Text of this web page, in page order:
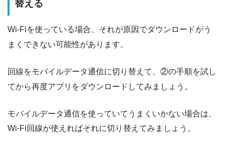
替える
Wi-Fiを使っている場合、それが原因でダウンロードがう
まくできない可能性があります。
回線をモバイルデータ通信に切り替えて、②の手順を試し
てから再度アプリをダウンロードしてみましょう。
モバイルデータ通信を使っていてうまくいかない場合は、
Wi-Fi回線が使えればそれに切り替えてみましょう。